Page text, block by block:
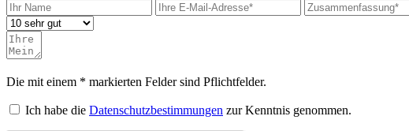
Die mit einem * markierten Felder sind Pflichtfelder.
Ich habe die Datenschutzbestimmungen zur Kenntnis genommen.